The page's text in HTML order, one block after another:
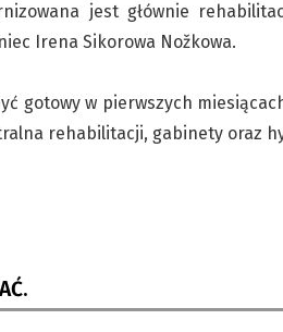
jest głównie
Irena Sikorowa Nožkowa.
gotowy w pierwszych
rehabilitacji, gabinety oraz